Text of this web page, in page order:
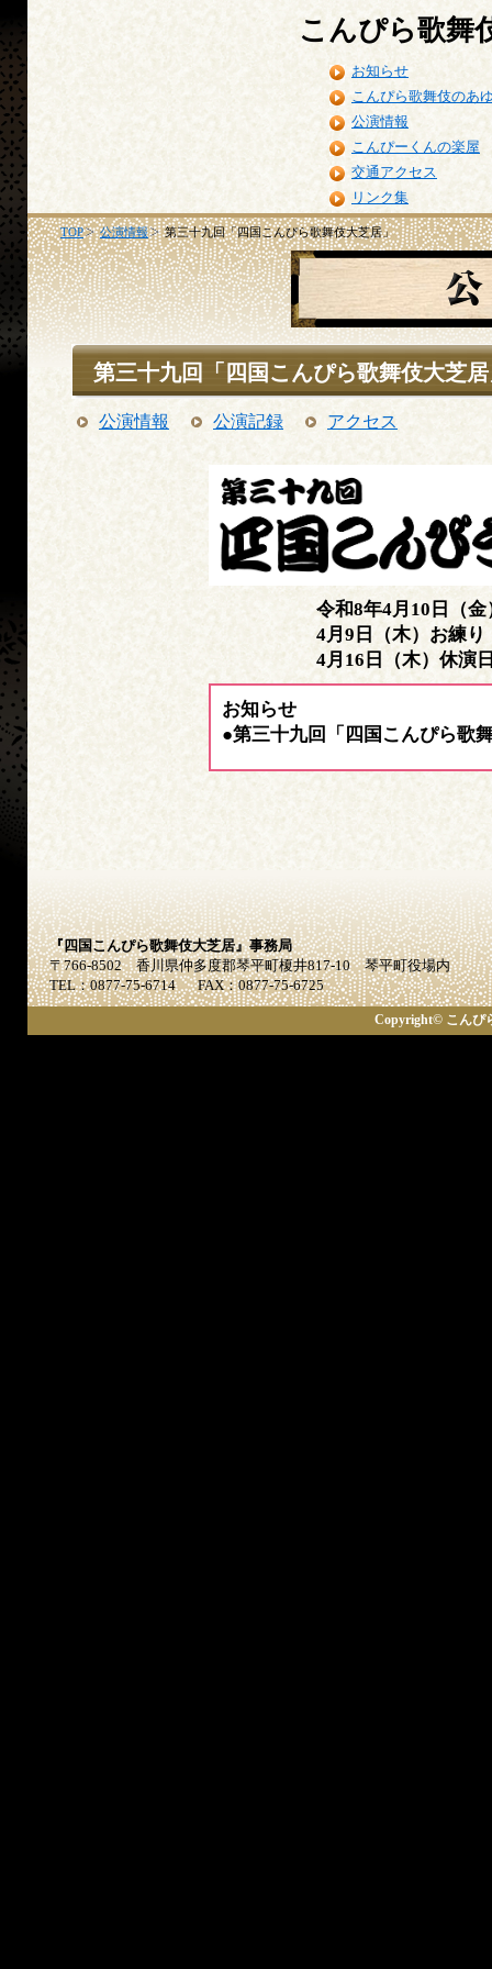
こんぴら歌舞
お知らせ
こんぴら歌舞伎のあ
公演情報
こんぴーくんの楽屋
交通アクセス
リンク集
TOP 公演情報 第三十九回「四国こんぴら歌舞伎大芝居」
第三十九回「四国こんぴら歌舞伎大芝
公演情報 公演記録 アクセス
令和8年4月10日（
4月9日（木）お練り
4月16日（木）休演
お知らせ
●第三十九回「四国こんぴら歌
『四国こんぴら歌舞伎大芝居』事務局
〒766-8502 香川県仲多度郡琴平町榎井817-10 琴平町役場内
TEL：0877-75-6714
FAX：0877-75-6725
Copyright© こんぴ